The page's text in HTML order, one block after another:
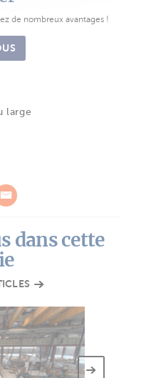
de nombreux avantages !
large
dans cette